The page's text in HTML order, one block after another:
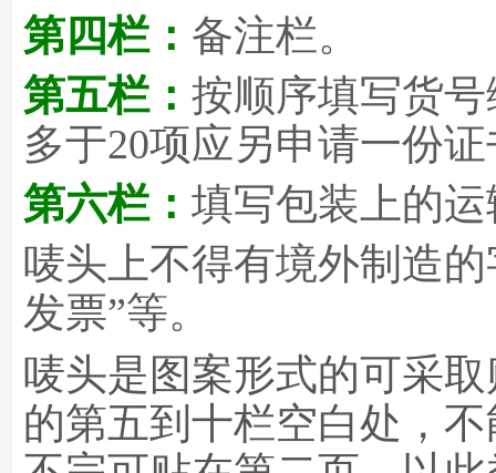
第四栏： 备注栏。
第五栏： 按顺序填写货
多于20项应另申请一份
第六栏： 填写包装上的
唛头上不得有境外制造
发票”等。
唛头是图案形式的可采
的第五到十栏空白处，